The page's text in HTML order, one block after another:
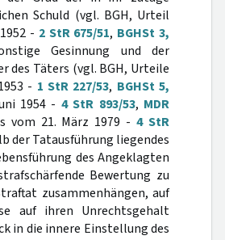
Schuld (vgl. BGH, Urteil
- 2 StR 675/51, BGHSt 3,
Gesinnung und der
des Täters (vgl. BGH, Urteile
- 1 StR 227/53, BGHSt 5,
1954 - 4 StR 893/53, MDR
vom 21. März 1979 -4 StR
der Tatausführung liegendes
des Angeklagten
Bewertung zu
zusammenhängen, auf
auf ihren Unrechtsgehalt
in die innere Einstellung des